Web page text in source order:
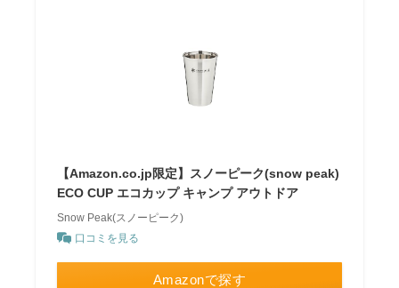
【Amazon.co.jp限定】スノーピーク(snow peak)
ECO CUP エコカップ キャンプ アウトドア
Snow Peak(スノーピーク)
口コミを見る
Amazonで探す